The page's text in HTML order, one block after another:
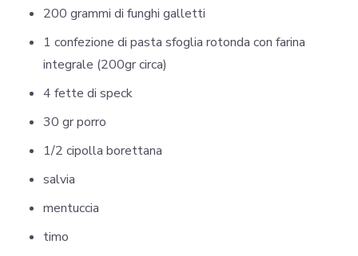
200 grammi di funghi galletti
1 confezione di pasta sfoglia rotonda con farina
integrale (200gr circa)
4 fette di speck
30 gr porro
1/2 cipolla borettana
salvia
mentuccia
timo